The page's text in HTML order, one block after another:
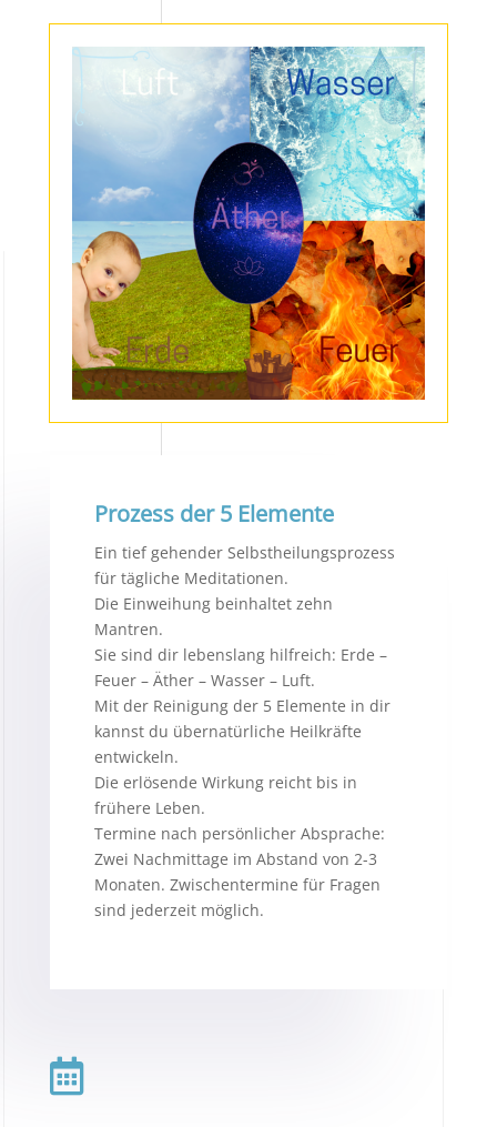
Prozess der 5 Elemente
Ein tief gehender Selbstheilungsprozess
für tägliche Meditationen.
Die Einweihung beinhaltet zehn
Mantren.
Sie sind dir lebenslang hilfreich: Erde –
Feuer – Äther – Wasser – Luft.
Mit der Reinigung der 5 Elemente in dir
kannst du übernatürliche Heilkräfte
entwickeln.
Die erlösende Wirkung reicht bis in
frühere Leben.
Termine nach persönlicher Absprache:
Zwei Nachmittage im Abstand von 2-3
Monaten. Zwischentermine für Fragen
sind jederzeit möglich.
